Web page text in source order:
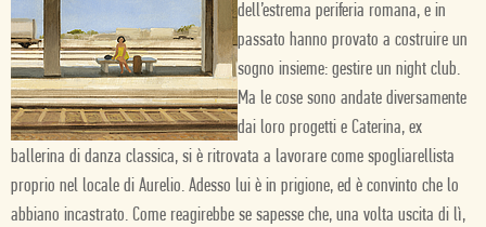
dell’estrema periferia romana, e in
passato hanno provato a costruire un
sogno insieme: gestire un night club.
Ma le cose sono andate diversamente
dai loro progetti e Caterina, ex
ballerina di danza classica, si è ritrovata a lavorare come spogliarellista
proprio nel locale di Aurelio. Adesso lui è in prigione, ed è convinto che lo
abbiano incastrato. Come reagirebbe se sapesse che, una volta uscita di lì,